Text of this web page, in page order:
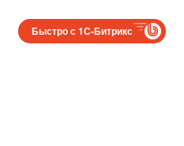
Быстро с 1С-Битрикс